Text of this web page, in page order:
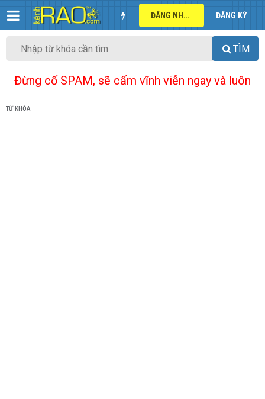
ĐĂNG NHẬP ĐĂNG KÝ
TÌM
Đừng cố SPAM, sẽ cấm vĩnh viễn ngay và luôn
TỪ KHÓA